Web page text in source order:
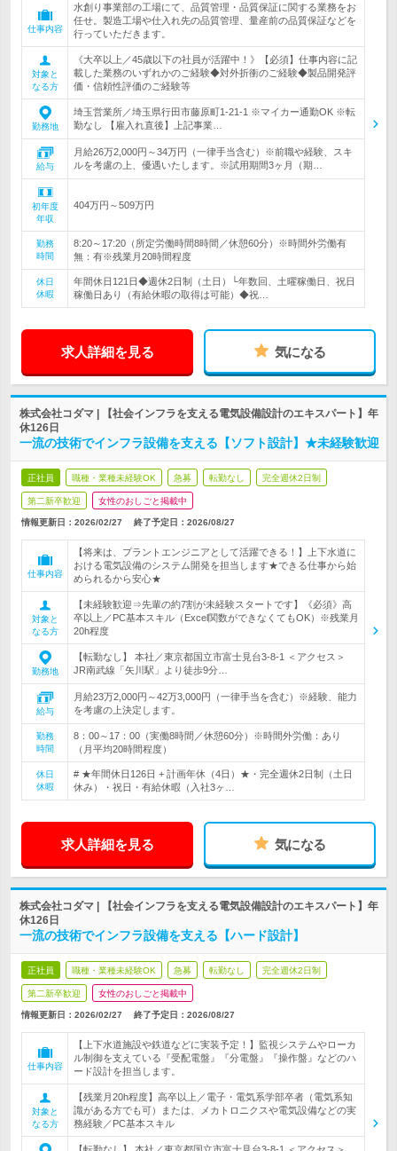
仕事内容
水創り事業部の工場にて、品質管理・品質保証に関する業務をお
任せ。製造工場や仕入れ先の品質管理、量産前の品質保証などを
行っていただきます。
対象と
なる方
《大卒以上／45歳以下の社員が活躍中！》【必須】仕事内容に記
載した業務のいずれかのご経験◆対外折衝のご経験◆製品開発評
価・信頼性評価のご経験等
勤務地
埼玉営業所／埼玉県行田市藤原町1-21-1 ※マイカー通勤OK ※転
勤なし 【雇入れ直後】上記事業…
給与
月給26万2,000円～34万円（一律手当含む）※前職や経験、スキ
ルを考慮の上、優遇いたします。※試用期間3ヶ月（期…
初年度
年収
404万円～509万円
勤務
時間
8:20～17:20（所定労働時間8時間／休憩60分）※時間外労働有
無：有※残業月20時間程度
休日
休暇
年間休日121日◆週休2日制（土日）└年数回、土曜稼働日、祝日
稼働日あり（有給休暇の取得は可能）◆祝…
求人詳細を見る 気になる
株式会社コダマ | 【社会インフラを支える電気設備設計のエキスパート】年
休126日
一流の技術でインフラ設備を支える【ソフト設計】★未経験歓迎
正社員 職種・業種未経験OK 急募 転勤なし 完全週休2日制
第二新卒歓迎 女性のおしごと掲載中
情報更新日：2026/02/27 終了予定日： 2026/08/27
仕事内容
【将来は、プラントエンジニアとして活躍できる！】上下水道に
おける電気設備のシステム開発を担当します★できる仕事から始
められるから安心★
対象と
なる方
【未経験歓迎⇒先輩の約7割が未経験スタートです】《必須》高
卒以上／PC基本スキル（Excel関数ができなくてもOK）※残業月
20h程度
勤務地
【転勤なし】 本社／東京都国立市富士見台3-8-1 ＜アクセス＞
JR南武線「矢川駅」より徒歩9分…
給与
月給23万2,000円～42万3,000円（一律手当を含む）※経験、能力
を考慮の上決定します。
勤務
時間
8：00～17：00（実働8時間／休憩60分）※時間外労働：あり
（月平均20時間程度）
休日
休暇
# ★年間休日126日 + 計画年休（4日）★・完全週休2日制（土日
休み）・祝日・有給休暇（入社3ヶ…
求人詳細を見る 気になる
株式会社コダマ | 【社会インフラを支える電気設備設計のエキスパート】年
休126日
一流の技術でインフラ設備を支える【ハード設計】
正社員 職種・業種未経験OK 急募 転勤なし 完全週休2日制
第二新卒歓迎 女性のおしごと掲載中
情報更新日：2026/02/27 終了予定日： 2026/08/27
仕事内容
【上下水道施設や鉄道などに実装予定！】監視システムやローカ
ル制御を支えている『受配電盤』『分電盤』『操作盤』などのハ
ード設計を担当します。
対象と
なる方
【残業月20h程度】高卒以上／電子・電気系学部卒者（電気系知
識がある方でも可）または、メカトロニクスや電気設備などの実
務経験／PC基本スキル